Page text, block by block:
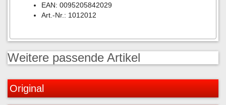
EAN: 0095205842029
Art.-Nr.: 1012012
Weitere passende Artikel
Original